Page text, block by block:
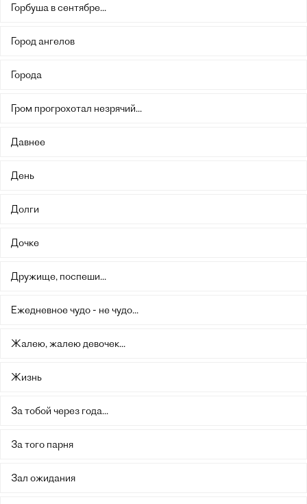
Горбуша в сентябре...
Город ангелов
Города
Гром прогрохотал незрячий...
Давнее
День
Долги
Дочке
Дружище, поспеши...
Ежедневное чудо - не чудо...
Жалею, жалею девочек...
Жизнь
За тобой через года...
За того парня
Зал ожидания